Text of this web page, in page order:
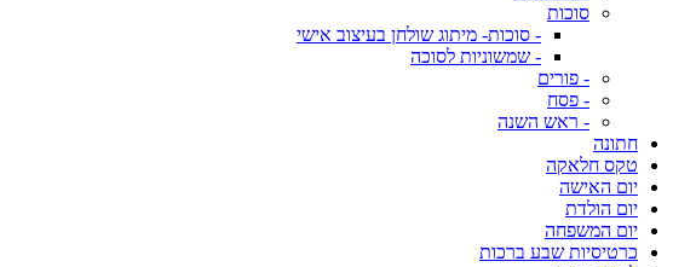
סוכות
- סוכות- מיתוג שולחן בעיצוב אישי
- שמשוניות לסוכה
- פורים
- פסח
- ראש השנה
חתונה
טקס חלאקה
יום האישה
יום הולדת
יום המשפחה
כרטיסיות שבע ברכות